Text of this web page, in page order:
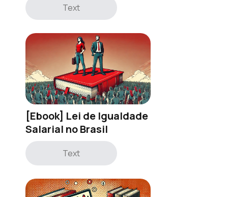
Text
[Ebook] Lei de Igualdade
Salarial no Brasil
Text